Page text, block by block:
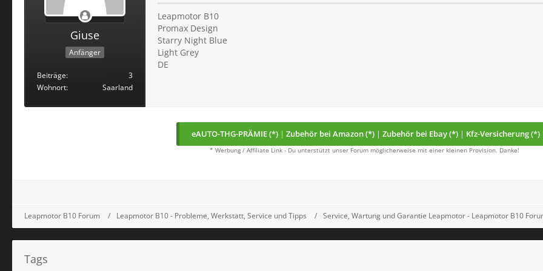
Giuse
Anfänger
Beiträge
3
Wohnort
Saarland
Leapmotor B10
Promax Design
Starry Night Blue
Light Grey
DE
eAUTO-THG-PRÄMIE (*) | Zubehör bei Amazon (*) | Zubehör bei Ebay (*) | Kfz-Versicherung (*)
* Werbung / Affiliate Link - Du unterstützt unser Forum möglicherweise mit einer kleinen Provision. Danke!
Leapmotor B10 Forum Leapmotor B10 - Probleme, Werkstatt, Service und Tipps Service, Wartung und Garantie Leapmotor - Leapmotor B10
Tags